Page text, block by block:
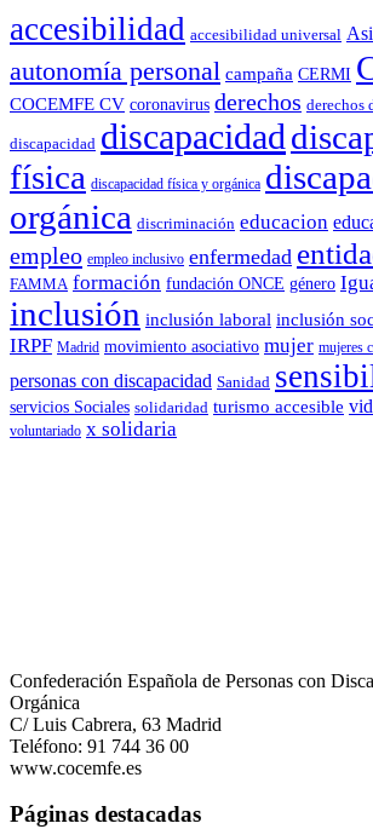
Personas que forman parte de las 23
2.000 personas se beneficiaron del servicio
Pese a las grandes dificultades
12 Ene 2021
COCEMFE Castilla y León celebra el
28 Sep 2020
Fekoor abre una bolsa de empleo para cubrir
accesibilidad accesibilidad universal
autonomía personal campaña CERMI
COCEMFE CV coronavirus derechos derechos
discapacidad discapacidad
física discapacidad física y orgánica
orgánica discriminación educacion
empleo empleo inclusivo enfermedad
FAMMA formación fundación ONCE género
inclusión inclusión laboral inclusión
IRPF Madrid movimiento asociativo mujer mujeres
personas con discapacidad Sanidad
servicios Sociales solidaridad turismo accesible
voluntariado x solidaria
Confederación Española de Personas con
Orgánica
C/ Luis Cabrera, 63 Madrid
Teléfono: 91 744 36 00
www.cocemfe.es
Páginas destacadas